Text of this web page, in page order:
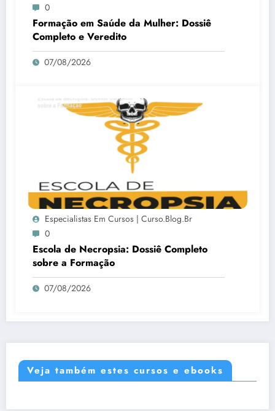
0
Formação em Saúde da Mulher: Dossiê
Completo e Veredito
07/08/2026
Especialistas Em Cursos | Curso.blog.br
0
Escola de Necropsia: Dossiê Completo
sobre a Formação
07/08/2026
Veja também estes cursos e ebooks